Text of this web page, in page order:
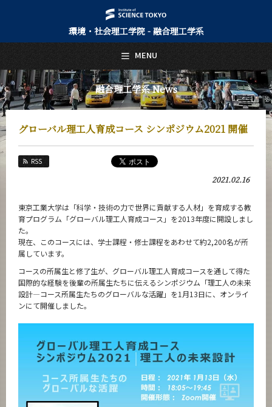
環境・社会理工学院 - 融合理工学系
融合理工学系 News
グローバル理工人育成コース シンポジウム2021 開催
RSS
2021.02.16
東京工業大学は「科学・技術の力で世界に貢献する人材」を育成する教
育プログラム「グローバル理工人育成コース」を2013年度に開設しまし
た。
現在、このコースには、学士課程・修士課程をあわせて約2,200名が所
属しています。
コースの所属生と修了生が、グローバル理工人育成コースを通して得た
国際的な経験を後輩の所属生たちに伝えるシンポジウム「理工人の未来
設計―コース所属生たちのグローバルな活躍」を1月13日に、オンライ
ンにて開催しました。
MENU
日本語 English
トップページ
Top Page
融合理工学系について
About Us
Education
教員・研究室
未来
Future
入学案内
Admissions
融合理工学系 News
News
News 一覧
カテゴリ別
課程別
イベントカレンダー
Event Calendar